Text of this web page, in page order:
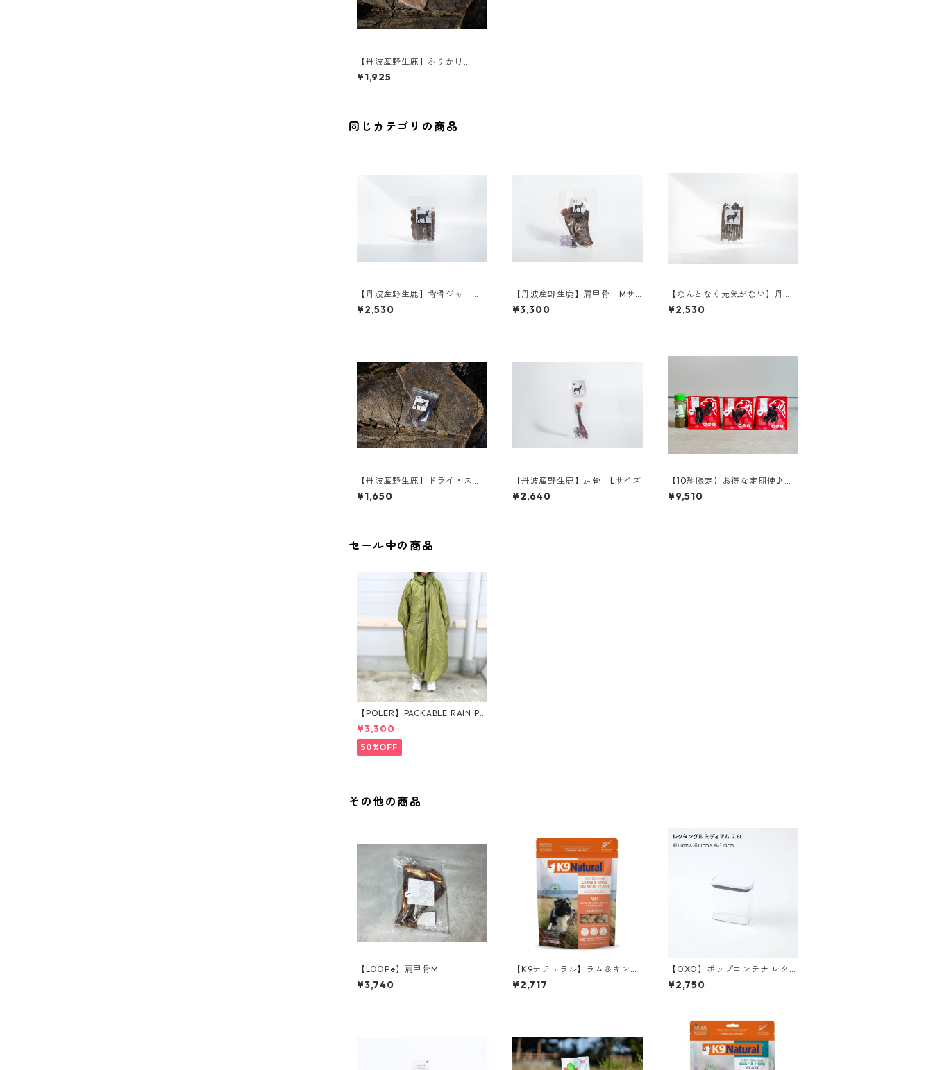
【丹波産野生鹿】ふりかけ
（粉）
¥1,925
同じカテゴリの商品
【丹波産野生鹿】背骨ジャーキ
ー
¥2,530
【丹波産野生鹿】肩甲骨 Mサ
イズ
¥3,300
【なんとなく元気がない】丹波
産野生鹿 まるごとスティック
（トライプ入り）
¥2,530
【丹波産野生鹿】ドライ・スト
マック(トライプ入り)
¥1,650
【丹波産野生鹿】足骨 Lサイズ
¥2,640
【10組限定】お得な定期便♪ L
OOPe 内臓4種セット
¥9,510
セール中の商品
【POLER】PACKABLE RAIN PO
NCHO
¥3,300
50%OFF
その他の商品
【LOOPe】肩甲骨M
¥3,740
【K9ナチュラル】ラム＆キング
サーモン・フィースト 100g
¥2,717
【OXO】ポップコンテナ レクタ
ングル ミディアム 2.6L
¥2,750